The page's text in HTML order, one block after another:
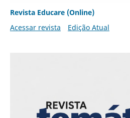
Revista Educare (Online)
Acessar revista
Edição Atual